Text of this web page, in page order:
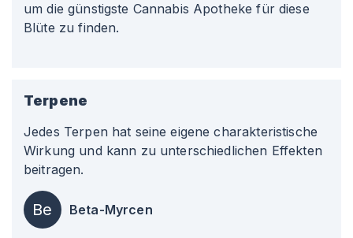
um die günstigste Cannabis Apotheke für diese
Blüte zu finden.
Terpene
Jedes Terpen hat seine eigene charakteristische
Wirkung und kann zu unterschiedlichen Effekten
beitragen.
Be Beta-Myrcen